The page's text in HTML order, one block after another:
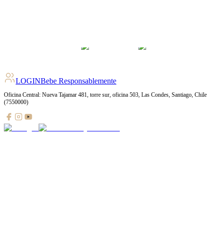
LOGINBebe Responsablemente
Oficina Central: Nueva Tajamar 481, torre sur, oficina 503, Las Condes, Santiago, Chile
(7550000)